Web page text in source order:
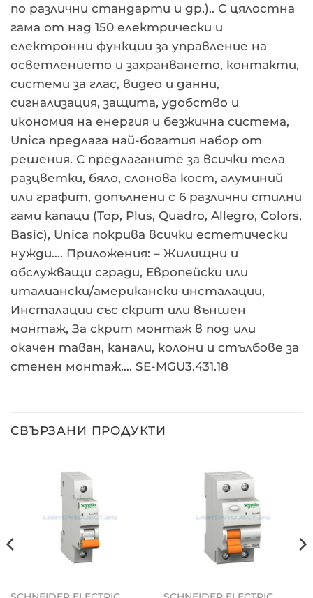
по различни стандарти и др.).. С цялостна
гама от над 150 електрически и
електронни функции за управление на
осветлението и захранването, контакти,
системи за глас, видео и данни,
сигнализация, защита, удобство и
икономия на енергия и безжична система,
Unica предлага най-богатия набор от
решения. С предлаганите за всички тела
разцветки, бяло, слонова кост, алуминий
или графит, допълнени с 6 различни стилни
гами капаци (Top, Plus, Quadro, Allegro, Colors,
Basic), Unica покрива всички естетически
нужди…. Приложения: – Жилищни и
обслужващи сгради, Европейски или
италиански/американски инсталации,
Инсталации със скрит или външен
монтаж, За скрит монтаж в под или
окачен таван, канали, колони и стълбове за
стенен монтаж…. SE-MGU3.431.18
СВЪРЗАНИ ПРОДУКТИ